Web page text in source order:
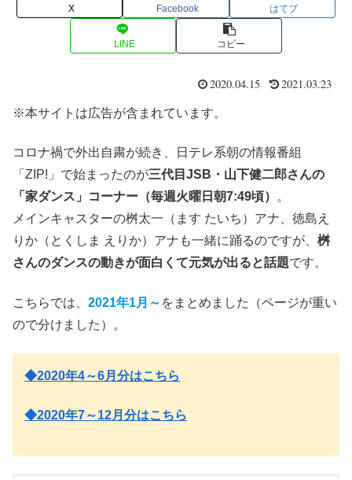
X Facebook はてブ
LINE コピー
2020.04.15 2021.03.23
※本サイトは広告が含まれています。
コロナ禍で外出自粛が続き、日テレ系朝の情報番組
「ZIP!」で始まったのが三代目JSB・山下健二郎さんの
「家ダンス」コーナー（毎週火曜日朝7:49頃）
。
メインキャスターの桝太一（ます たいち）アナ、徳島え
りか（とくしま えりか）アナも一緒に踊るのですが、 桝
さんのダンスの動きが面白くて元気が出ると話題です。
こちらでは、 2021年1月～ をまとめました（ページが重い
ので分けました）。
◆2020年4～6月分はこちら
◆2020年7～12月分はこちら